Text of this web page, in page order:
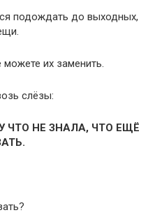
подождать до выходных,
их заменить.
слёзы:
ЧТО НЕ ЗНАЛА, ЧТО ЕЩЁ